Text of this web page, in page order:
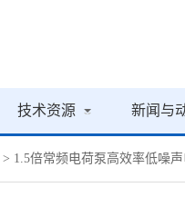
技术资源 新闻与
> 1.5倍常频电荷泵高效率低噪